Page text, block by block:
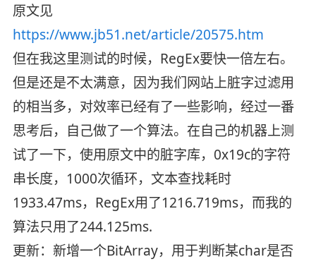
原文见
https://www.jb51.net/article/20575.htm
但在我这里测试的时候，RegEx要快一倍左右。
但是还是不太满意，因为我们网站上脏字过滤用
的相当多，对效率已经有了一些影响，经过一番
思考后，自己做了一个算法。在自己的机器上测
试了一下，使用原文中的脏字库，0x19c的字符
串长度，1000次循环，文本查找耗时
1933.47ms，RegEx用了1216.719ms，而我的
算法只用了244.125ms.
更新：新增一个BitArray，用于判断某char是否